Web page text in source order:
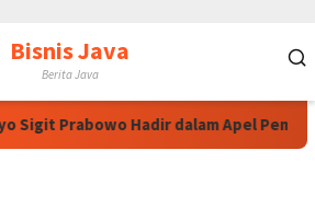
Bisnis Java
Berita Java
Prabowo Hadir dalam Apel